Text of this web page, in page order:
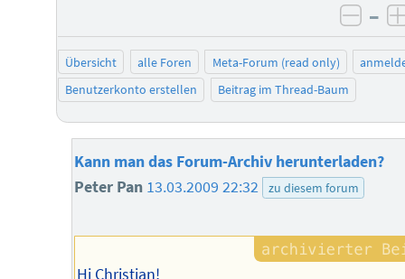
–
Übersicht alle Foren Meta-Forum (read only)
Benutzerkonto erstellen
Beitrag im Thread-Baum
Kann man das Forum-Archiv herunterladen?
Peter Pan 13.03.2009 22:32 zu diesem forum
Hi Christian!